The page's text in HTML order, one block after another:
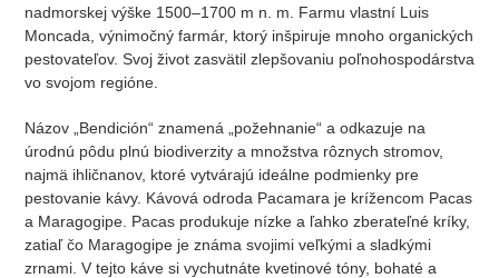
nadmorskej výške 1500–1700 m n. m. Farmu vlastní Luis
Moncada, výnimočný farmár, ktorý inšpiruje mnoho organických
pestovateľov. Svoj život zasvätil zlepšovaniu poľnohospodárstva
vo svojom regióne.
Názov „Bendición“ znamená „požehnanie“ a odkazuje na
úrodnú pôdu plnú biodiverzity a množstva rôznych stromov,
najmä ihličnanov, ktoré vytvárajú ideálne podmienky pre
pestovanie kávy. Kávová odroda Pacamara je krížencom Pacas
a Maragogipe. Pacas produkuje nízke a ľahko zberateľné kríky,
zatiaľ čo Maragogipe je známa svojimi veľkými a sladkými
zrnami. V tejto káve si vychutnáte kvetinové tóny, bohaté a